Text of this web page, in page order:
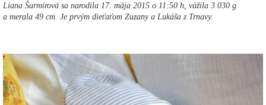
Liana Šarmírová sa narodila 17. mája 2015 o 11:50 h, vážila 3 030 g
a merala 49 cm. Je prvým dieťaťom Zuzany a Lukáša z Trnavy.